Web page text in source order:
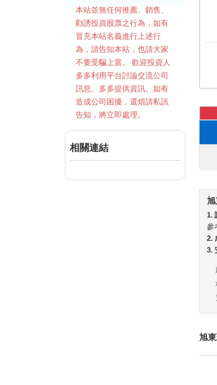
本站並無任何推薦、銷售、
勸誘投資股票之行為，如有
冒充本站名義進行上述行
為，請告知本站，也請大家
不要受騙上當。 歡迎投資人
多多利用平台討論交流公司
訊息、多多提供資訊。如有
造成公司困擾，還煩請私訊
告知，將立即處理。
相關連結
1.
參
2.
3.
旭